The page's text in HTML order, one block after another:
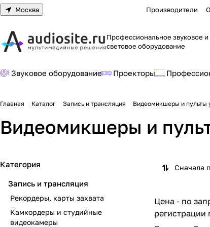
Москва Производители
Профессиональное звуковое и
световое оборудование
Звуковое оборудование Проекторы
Главная Каталог Запись и трансляция Видеомикшеры и пульты
Видеомикшеры и
Сначала
Цена - по
регистрации
Категория
Запись и трансляция
Рекордеры, карты захвата
Камкордеры и студийные
видеокамеры